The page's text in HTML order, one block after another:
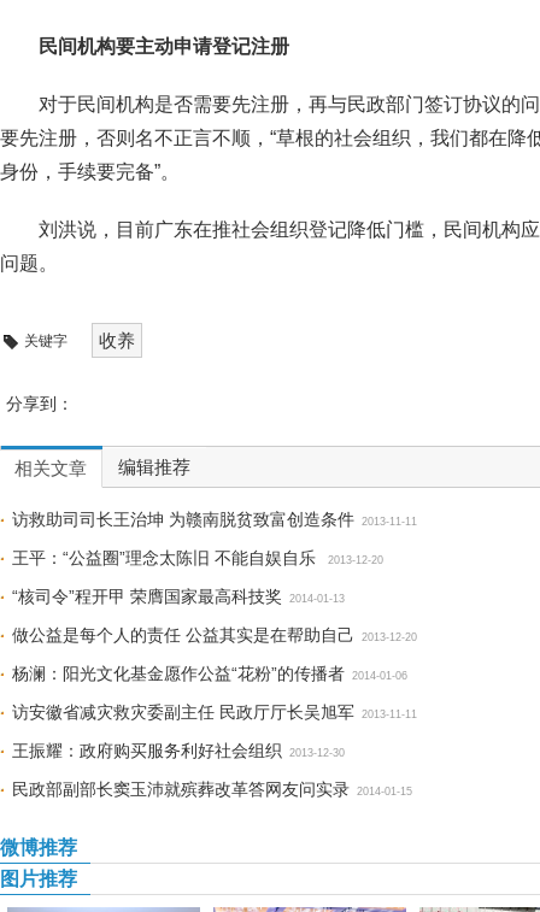
民间机构要主动申请登记注册
对于民间机构是否需要先注册，再与民政部门签订协议的
要先注册，否则名不正言不顺，“草根的社会组织，我们都在降
身份，手续要完备”。
刘洪说，目前广东在推社会组织登记降低门槛，民间机构
问题。
关键字 收养
分享到：
相关文章 编辑推荐
访救助司司长王治坤 为赣南脱贫致富创造条件 2013-11-11
王平：“公益圈”理念太陈旧 不能自娱自乐 2013-12-20
“核司令”程开甲 荣膺国家最高科技奖 2014-01-13
做公益是每个人的责任 公益其实是在帮助自己 2013-12-20
杨澜：阳光文化基金愿作公益“花粉”的传播者 2014-01-06
访安徽省减灾救灾委副主任 民政厅厅长吴旭军 2013-11-11
王振耀：政府购买服务利好社会组织 2013-12-30
民政部副部长窦玉沛就殡葬改革答网友问实录 2014-01-15
微博推荐
图片推荐